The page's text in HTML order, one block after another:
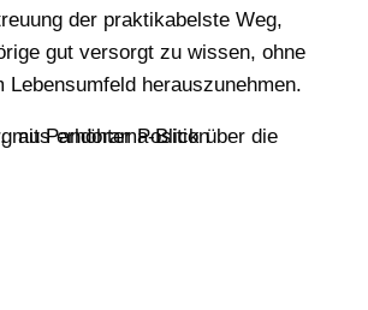
der praktikabelste Weg,
gut versorgt zu wissen, ohne
Lebensumfeld herauszunehmen.